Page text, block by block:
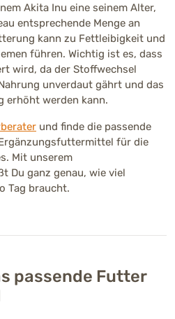
Akita Inu eine seinem Alter,
entsprechende Menge an
kann zu Fettleibigkeit und
führen. Wichtig ist es, dass
wird, da der Stoffwechsel
unverdaut gährt und das
erhöht werden kann.
und finde die passende
für die
Mit unserem
Du ganz genau, wie viel
Tag braucht.
passende Futter